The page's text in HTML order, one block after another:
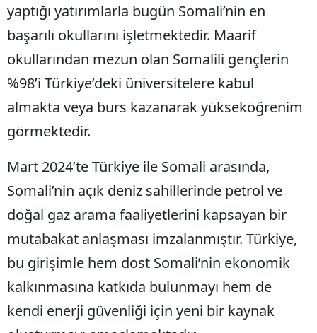
yaptığı yatırımlarla bugün Somali’nin en
başarılı okullarını işletmektedir. Maarif
okullarından mezun olan Somalili gençlerin
%98’i Türkiye’deki üniversitelere kabul
almakta veya burs kazanarak yükseköğrenim
görmektedir.
Mart 2024’te Türkiye ile Somali arasında,
Somali’nin açık deniz sahillerinde petrol ve
doğal gaz arama faaliyetlerini kapsayan bir
mutabakat anlaşması imzalanmıştır. Türkiye,
bu girişimle hem dost Somali’nin ekonomik
kalkınmasına katkıda bulunmayı hem de
kendi enerji güvenliği için yeni bir kaynak